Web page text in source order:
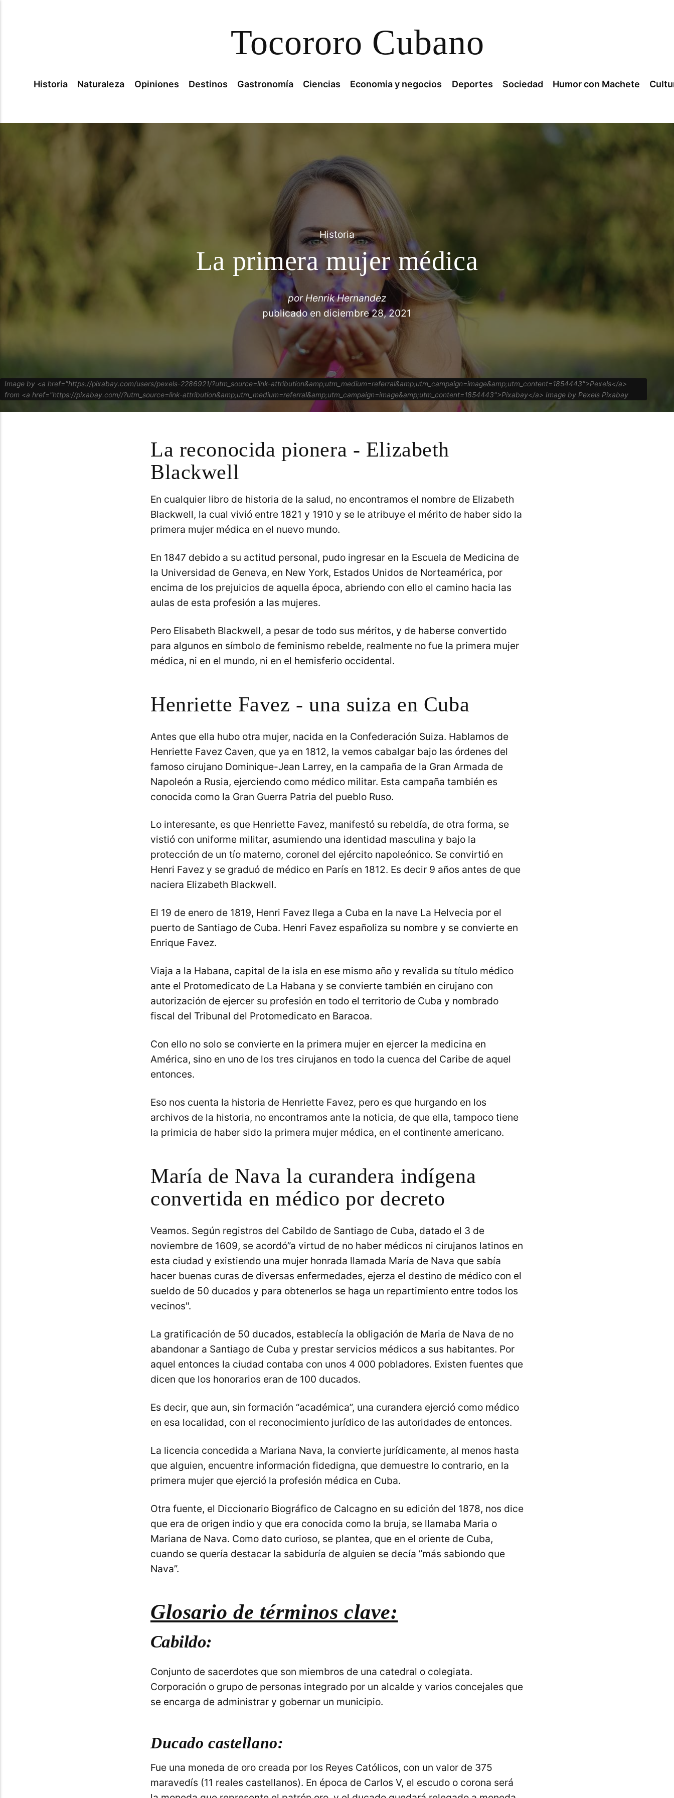
Tocororo Cubano
Historia Naturaleza Opiniones Destinos Gastronomía Ciencias Economia y negocios Deportes Sociedad Humor con Machete
Historia
La primera mujer médica
porHenrik Hernandez
publicado en diciembre 28, 2021
Image by <a href="https://pixabay.com/users/pexels-2286921/?utm_source=link-attribution&amp;utm_medium=referral&amp;utm_campaign=image&amp;utm_content=1854443">Pexels</a>
from <a href="https://pixabay.com//?utm_source=link-attribution&amp;utm_medium=referral&amp;utm_campaign=image&amp;utm_content=1854443">Pixabay</a> Image by Pexels Pixabay
La reconocida pionera - Elizabeth
Blackwell
En cualquier libro de historia de la salud, no encontramos el nombre de Elizabeth
Blackwell, la cual vivió entre 1821 y 1910 y se le atribuye el mérito de haber sido la
primera mujer médica en el nuevo mundo.
En 1847 debido a su actitud personal, pudo ingresar en la Escuela de Medicina de
la Universidad de Geneva, en New York, Estados Unidos de Norteamérica, por
encima de los prejuicios de aquella época, abriendo con ello el camino hacia las
aulas de esta profesión a las mujeres.
Pero Elisabeth Blackwell, a pesar de todo sus méritos, y de haberse convertido
para algunos en símbolo de feminismo rebelde, realmente no fue la primera mujer
médica, ni en el mundo, ni en el hemisferio occidental.
Henriette Favez - una suiza en Cuba
Antes que ella hubo otra mujer, nacida en la Confederación Suiza. Hablamos de
Henriette Favez Caven, que ya en 1812, la vemos cabalgar bajo las órdenes del
famoso cirujano Dominique-Jean Larrey, en la campaña de la Gran Armada de
Napoleón a Rusia, ejerciendo como médico militar. Esta campaña también es
conocida como la Gran Guerra Patria del pueblo Ruso.
Lo interesante, es que Henriette Favez, manifestó su rebeldía, de otra forma, se
vistió con uniforme militar, asumiendo una identidad masculina y bajo la
protección de un tío materno, coronel del ejército napoleónico. Se convirtió en
Henri Favez y se graduó de médico en París en 1812. Es decir 9 años antes de que
naciera Elizabeth Blackwell.
El 19 de enero de 1819, Henri Favez llega a Cuba en la nave La Helvecia por el
puerto de Santiago de Cuba. Henri Favez españoliza su nombre y se convierte en
Enrique Favez.
Viaja a la Habana, capital de la isla en ese mismo año y revalida su título médico
ante el Protomedicato de La Habana y se convierte también en cirujano con
autorización de ejercer su profesión en todo el territorio de Cuba y nombrado
fiscal del Tribunal del Protomedicato en Baracoa.
Con ello no solo se convierte en la primera mujer en ejercer la medicina en
América, sino en uno de los tres cirujanos en todo la cuenca del Caribe de aquel
entonces.
Eso nos cuenta la historia de Henriette Favez, pero es que hurgando en los
archivos de la historia, no encontramos ante la noticia, de que ella, tampoco tiene
la primicia de haber sido la primera mujer médica, en el continente americano.
María de Nava la curandera indígena
convertida en médico por decreto
Veamos. Según registros del Cabildo de Santiago de Cuba, datado el 3 de
noviembre de 1609, se acordó”a virtud de no haber médicos ni cirujanos latinos en
esta ciudad y existiendo una mujer honrada llamada María de Nava que sabía
hacer buenas curas de diversas enfermedades, ejerza el destino de médico con el
sueldo de 50 ducados y para obtenerlos se haga un repartimiento entre todos los
vecinos".
La gratificación de 50 ducados, establecía la obligación de Maria de Nava de no
abandonar a Santiago de Cuba y prestar servicios médicos a sus habitantes. Por
aquel entonces la ciudad contaba con unos 4 000 pobladores. Existen fuentes que
dicen que los honorarios eran de 100 ducados.
Es decir, que aun, sin formación “académica”, una curandera ejerció como médico
en esa localidad, con el reconocimiento jurídico de las autoridades de entonces.
La licencia concedida a Mariana Nava, la convierte jurídicamente, al menos hasta
que alguien, encuentre información fidedigna, que demuestre lo contrario, en la
primera mujer que ejerció la profesión médica en Cuba.
Otra fuente, el Diccionario Biográfico de Calcagno en su edición del 1878, nos dice
que era de origen indio y que era conocida como la bruja, se llamaba Maria o
Mariana de Nava. Como dato curioso, se plantea, que en el oriente de Cuba,
cuando se quería destacar la sabiduría de alguien se decía ”más sabiondo que
Nava”.
Glosario de términos clave:
Cabildo:
Conjunto de sacerdotes que son miembros de una catedral o colegiata.
Corporación o grupo de personas integrado por un alcalde y varios concejales que
se encarga de administrar y gobernar un municipio.
Ducado castellano:
Fue una moneda de oro creada por los Reyes Católicos, con un valor de 375
maravedís (11 reales castellanos). En época de Carlos V, el escudo o corona será